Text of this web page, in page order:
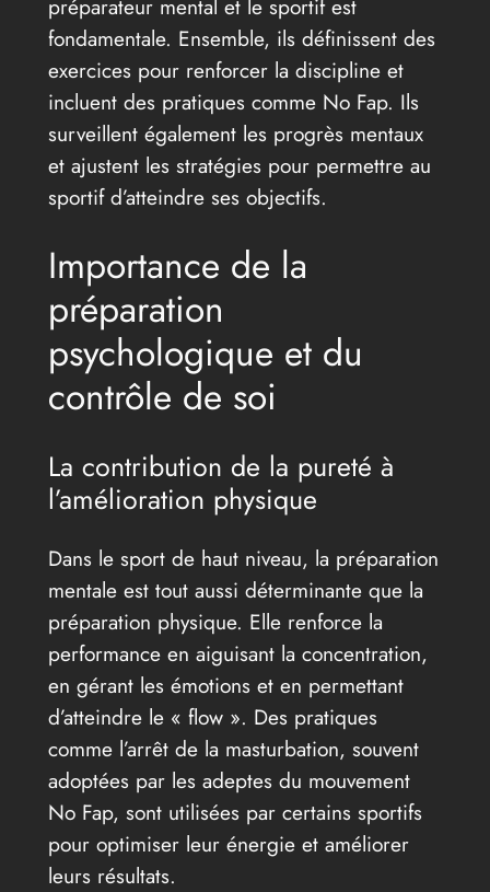
préparateur mental et le sportif est
fondamentale. Ensemble, ils définissent des
exercices pour renforcer la discipline et
incluent des pratiques comme No Fap. Ils
surveillent également les progrès mentaux
et ajustent les stratégies pour permettre au
sportif d’atteindre ses objectifs.
Importance de la
préparation
psychologique et du
contrôle de soi
La contribution de la pureté à
l’amélioration physique
Dans le sport de haut niveau, la préparation
mentale est tout aussi déterminante que la
préparation physique. Elle renforce la
performance en aiguisant la concentration,
en gérant les émotions et en permettant
d’atteindre le « flow ». Des pratiques
comme l’arrêt de la masturbation, souvent
adoptées par les adeptes du mouvement
No Fap, sont utilisées par certains sportifs
pour optimiser leur énergie et améliorer
leurs résultats.